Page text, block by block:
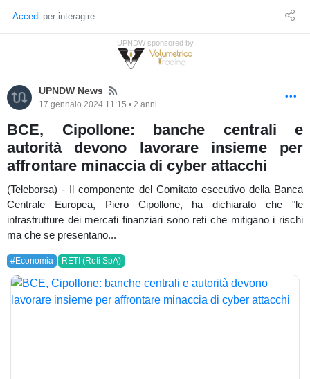
Accedi per interagire
UPNDW sponsored by
UPNDW News News
17 gennaio 2024 11:15 • 2 anni
BCE, Cipollone: banche centrali e
autorità devono lavorare insieme per
affrontare minaccia di cyber attacchi
(Teleborsa) - Il componente del Comitato esecutivo della Banca
Centrale Europea, Piero Cipollone, ha dichiarato che "le
infrastrutture dei mercati finanziari sono reti che mitigano i rischi
ma che se presentano...
#Economia RETI (Reti SpA)